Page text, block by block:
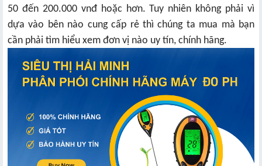
50 đến 200.000 vnđ hoặc hơn. Tuy nhiên không phải vì
dựa vào bên nào cung cấp rẻ thì chúng ta mua mà bạn
cần phải tìm hiểu xem đơn vị nào uy tín, chính hãng.